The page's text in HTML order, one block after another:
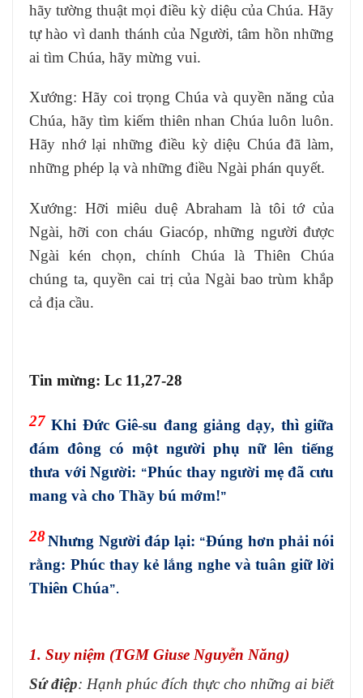
hãy tường thuật mọi điều kỳ diệu của Chúa. Hãy
tự hào vì danh thánh của Người, tâm hồn những
ai tìm Chúa, hãy mừng vui.
Xướng: Hãy coi trọng Chúa và quyền năng của
Chúa, hãy tìm kiếm thiên nhan Chúa luôn luôn.
Hãy nhớ lại những điều kỳ diệu Chúa đã làm,
những phép lạ và những điều Ngài phán quyết.
Xướng: Hỡi miêu duệ Abraham là tôi tớ của
Ngài, hỡi con cháu Giacóp, những người được
Ngài kén chọn, chính Chúa là Thiên Chúa
chúng ta, quyền cai trị của Ngài bao trùm khắp
cả địa cầu.
Tin mừng: Lc 11,27-28
27 Khi Đức Giê-su đang giảng dạy, thì giữa
đám đông có một người phụ nữ lên tiếng
thưa với Người: “Phúc thay người mẹ đã cưu
mang và cho Thầy bú mớm!”
28Nhưng Người đáp lại: “Đúng hơn phải nói
rằng: Phúc thay kẻ lắng nghe và tuân giữ lời
Thiên Chúa”.
1. Suy niệm (TGM Giuse Nguyễn Năng)
Sứ điệp: Hạnh phúc đích thực cho những ai biết